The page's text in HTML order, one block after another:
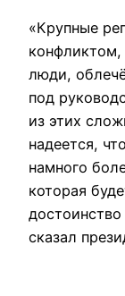
«Крупные
конфликтом,
люди,
под
из этих
надеется,
намного
которая
сказал